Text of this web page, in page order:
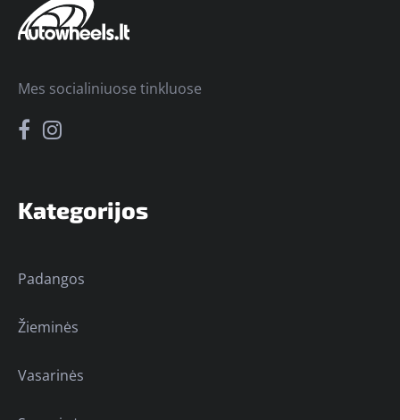
Kategorijos
Padangos
Žieminės
Vasarinės
Mes socialiniuose tinkluose